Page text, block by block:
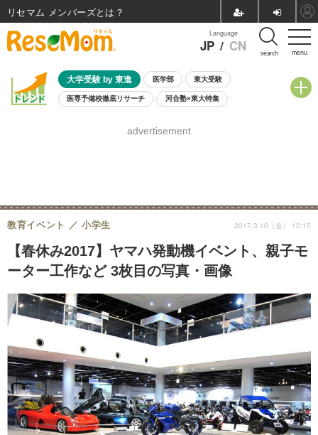
menu
Language
JP / CN search
大学受験 by 東進 医学部 東大受験
医専予備校徹底リサーチ 河合塾×東大特集
8月開催学校説明会・相談会
advertisement
【春休み2017】ヤマハ発動機イベント、親子モ
ーター工作など 3枚目の写真・画像
教育イベント 小学生 2017.3.10（金） 10:15
リセマム メンバーズ